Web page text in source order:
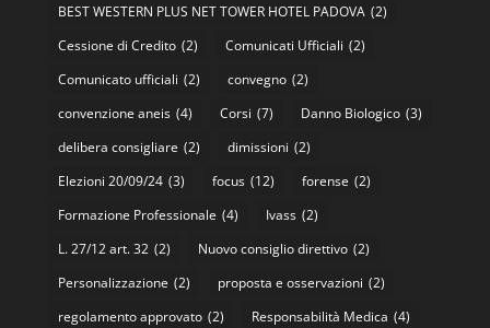
BEST WESTERN PLUS NET TOWER HOTEL PADOVA (2)
Cessione di Credito (2) Comunicati Ufficiali (2)
Comunicato ufficiali (2) convegno (2)
convenzione aneis (4) Corsi (7) Danno Biologico (3)
delibera consigliare (2) dimissioni (2)
Elezioni 20/09/24 (3) focus (12) forense (2)
Formazione Professionale (4) Ivass (2)
L. 27/12 art. 32 (2) Nuovo consiglio direttivo (2)
Personalizzazione (2) proposta e osservazioni (2)
regolamento approvato (2) Responsabilità Medica (4)